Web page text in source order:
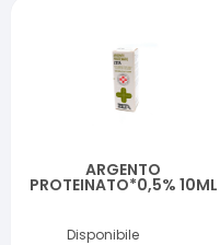
ARGENTO
PROTEINATO*0,5% 10ML
Disponibile